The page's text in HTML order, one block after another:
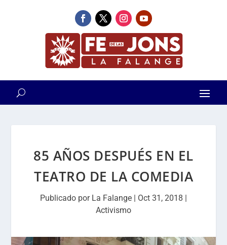
85 AÑOS DESPUÉS EN EL
TEATRO DE LA COMEDIA
Publicado por La Falange | Oct 31, 2018 |
Activismo